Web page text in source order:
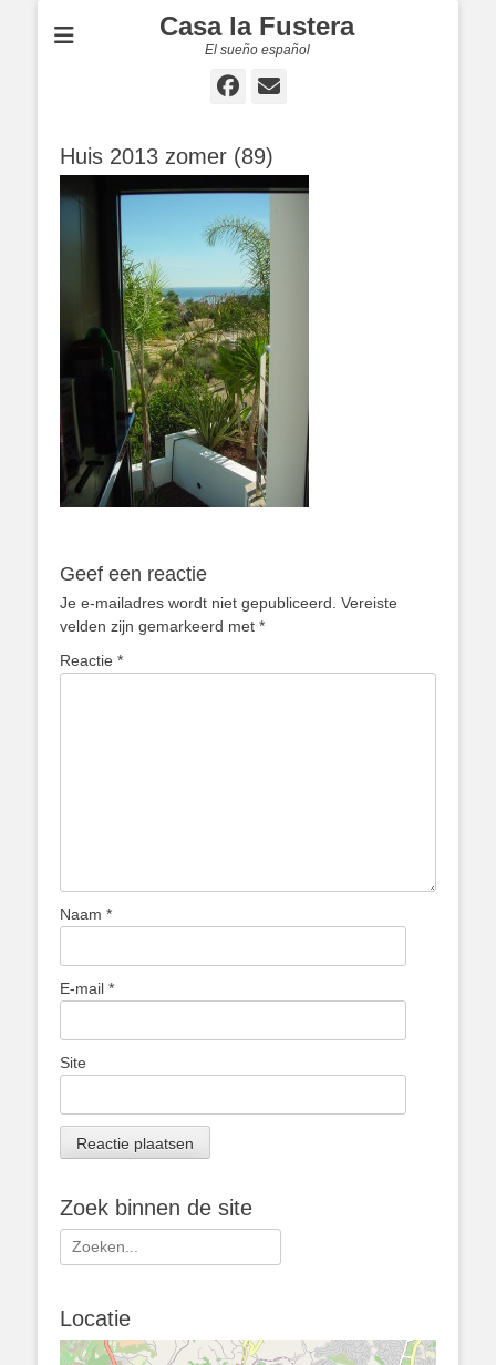
Casa la Fustera
El sueño español
Facebook
E-
Huis 2013 zomer (89)
Geef een reactie
Je e-mailadres wordt niet gepubliceerd. Vereiste
velden zijn gemarkeerd met *
Reactie *
Naam *
E-mail *
Site
Zoek binnen de site
Zoeken
naar:
Locatie